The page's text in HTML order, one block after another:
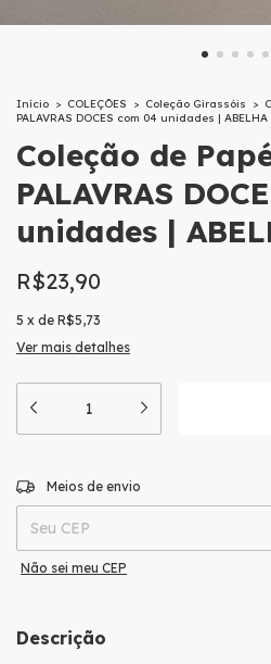
Início > COLEÇÕES > Coleção Girassóis >
PALAVRAS DOCES com 04 unidades | ABELHA
Coleção de
PALAVRAS
unidades |
R$23,90
5 x de R$5,73
Ver mais detalhes
Entregas para o CEP:
Meios de envio
Não sei meu CEP
Descrição